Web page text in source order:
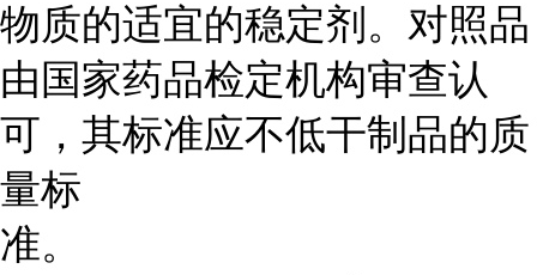
物质的适宜的稳定剂。对照品
由国家药品检定机构审查认
可，其标准应不低干制品的质
量标
准。